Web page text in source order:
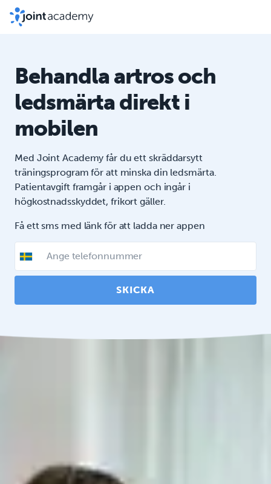
Behandla artros och
ledsmärta direkt i
mobilen
Med Joint Academy får du ett skräddarsytt
träningsprogram för att minska din ledsmärta.
Patientavgift framgår i appen och ingår i
högkostnadsskyddet, frikort gäller.
Få ett sms med länk för att ladda ner appen
SKICKA